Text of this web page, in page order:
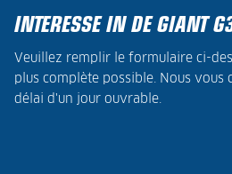
INTERESSE IN DE GIANT
Veuillez remplir le formulaire ci-
plus complète possible. Nous vous
délai d'un jour ouvrable.